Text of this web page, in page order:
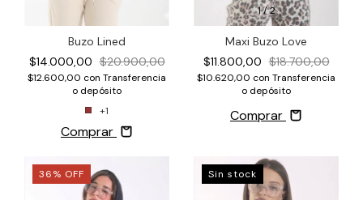
Buzo Lined
$14.000,00 $20.900,00
$12.600,00 con Transferencia
o depósito
+1
Comprar
1/2
Maxi Buzo Love
$11.800,00 $18.700,00
$10.620,00 con Transferencia
o depósito
Comprar
36% OFF Sin stock